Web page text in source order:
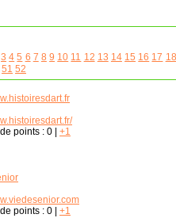
3 4 5 6 7 8 9 10 11 12 13 14 15 16 17 18
51 52
points : 0 +1
points : 0 +1